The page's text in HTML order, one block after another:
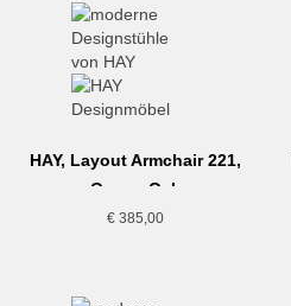
HAY, Layout Armchair 221,
Ocean-Oak
€385,00